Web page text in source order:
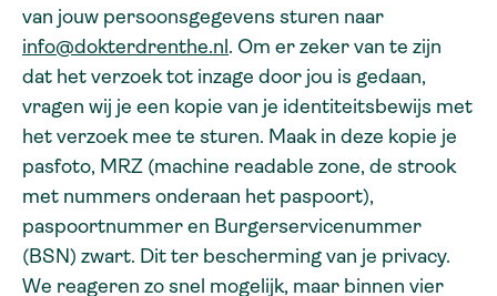
van jouw persoonsgegevens sturen naar
info@dokterdrenthe.nl . Om er zeker van te zijn
dat het verzoek tot inzage door jou is gedaan,
vragen wij je een kopie van je identiteitsbewijs met
het verzoek mee te sturen. Maak in deze kopie je
pasfoto, MRZ (machine readable zone, de strook
met nummers onderaan het paspoort),
paspoortnummer en Burgerservicenummer
(BSN) zwart. Dit ter bescherming van je privacy.
We reageren zo snel mogelijk, maar binnen vier